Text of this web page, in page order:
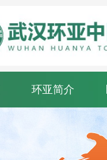
环亚简介